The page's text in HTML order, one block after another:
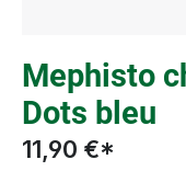
Mephisto
Dots bleu
11,90 €*